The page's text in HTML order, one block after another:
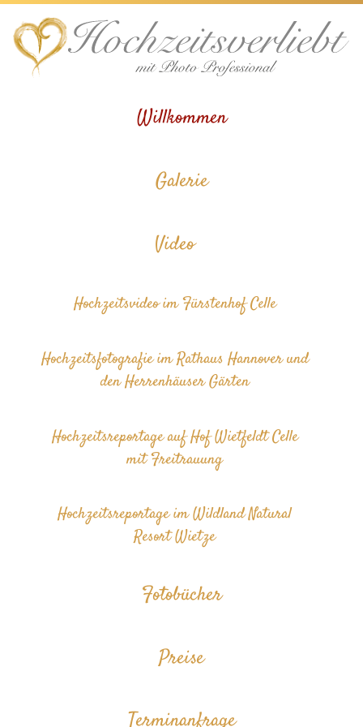
Skip
content
Willkommen
Galerie
Video
Hochzeitsvideo im Fürstenhof Celle
Hochzeitsfotografie im Rathaus Hannover und
den Herrenhäuser Gärten
Hochzeitsreportage auf Hof Wietfeldt Celle
mit Freitrauung
Hochzeitsreportage im Wildland Natural
Resort Wietze
Fotobücher
Preise
Terminanfrage